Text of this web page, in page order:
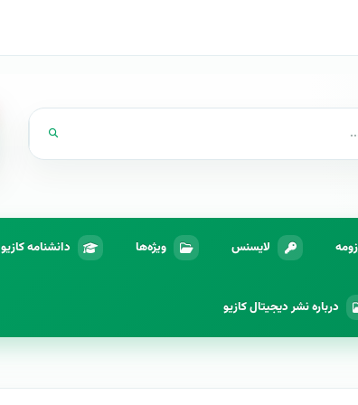
لایسنس ویژه‌ها دانشنامه کازیو
درباره نشر دیجیتال کازیو